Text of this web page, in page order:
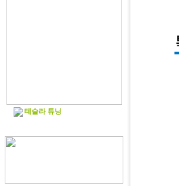
테슬라 튜닝